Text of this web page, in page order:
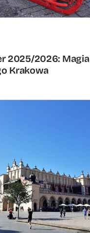
2025/2026: Magia
Krakowa